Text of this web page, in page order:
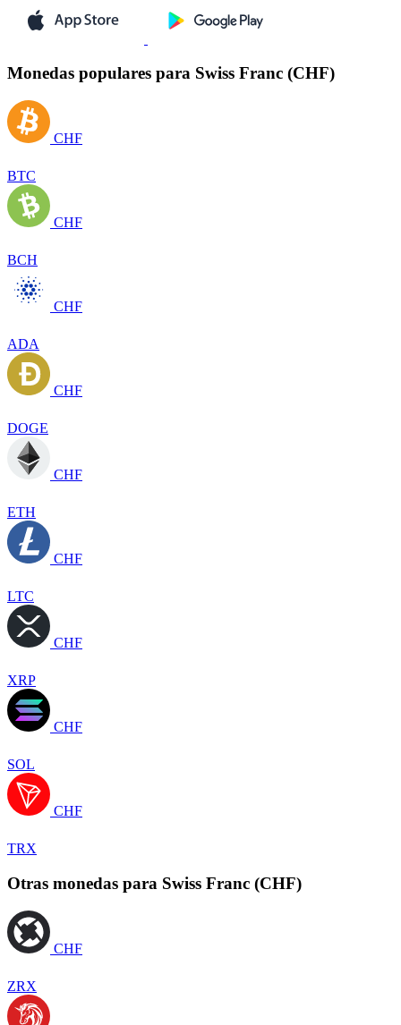
Monedas populares para Swiss Franc (CHF)
CHF
BTC
CHF
BCH
CHF
ADA
CHF
DOGE
CHF
ETH
CHF
LTC
CHF
XRP
CHF
SOL
CHF
TRX
Otras monedas para Swiss Franc (CHF)
CHF
ZRX